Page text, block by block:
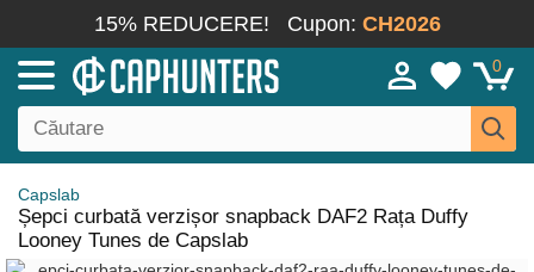
15% REDUCERE! Cupon: CH2026
0
Capslab
Șepci curbată verzișor snapback DAF2 Rața Duffy
Looney Tunes de Capslab